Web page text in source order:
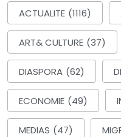
ACTUALITE (1116)
ART& CULTURE (37)
DIASPORA (62)
ECONOMIE (49)
MEDIAS (47)